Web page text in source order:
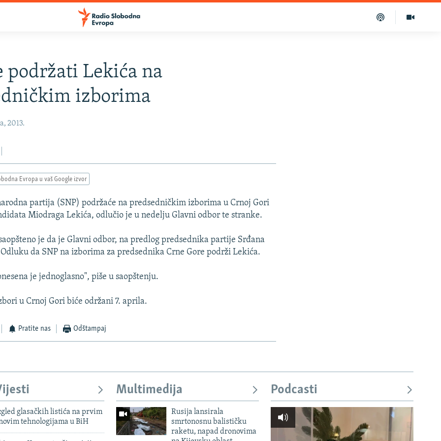
podržati Lekića na
izborima
2013.
Evropa u vaš Google izvor
partija (SNP) podržaće na predsedničkim izborima u Crnoj Gori
Miodraga Lekića, odlučio je u nedelju Glavni odbor te stranke.
je da je Glavni odbor, na predlog predsednika partije Srđana
da SNP na izborima za predsednika Crne Gore podrži Lekića.
je jednoglasno", piše u saopštenju.
u Crnoj Gori biće održani 7. aprila.
Pratite nas Odštampaj
glasačkih listića na prvim
tehnologijama u BiH
Multimedija
Rusija lansirala
smrtonosnu balističku
raketu, napad dronovima
Podcasti